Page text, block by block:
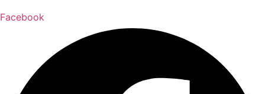
Facebook